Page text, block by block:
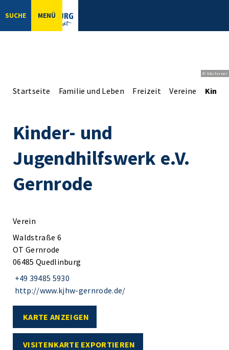
SUCHE MENÜ
© bbsferrari
Startseite Familie und Leben Freizeit Vereine
Kinder- und
Jugendhilfswerk e.V.
Gernrode
Verein
Waldstraße 6
OT Gernrode
06485 Quedlinburg
+49 39485 5930
http://www.kjhw-gernrode.de/
KARTE ANZEIGEN
VISITENKARTE EXPORTIEREN